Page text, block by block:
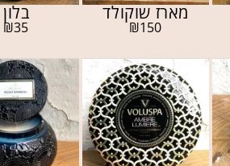
מארז שוקולד
₪150
בלון
₪35